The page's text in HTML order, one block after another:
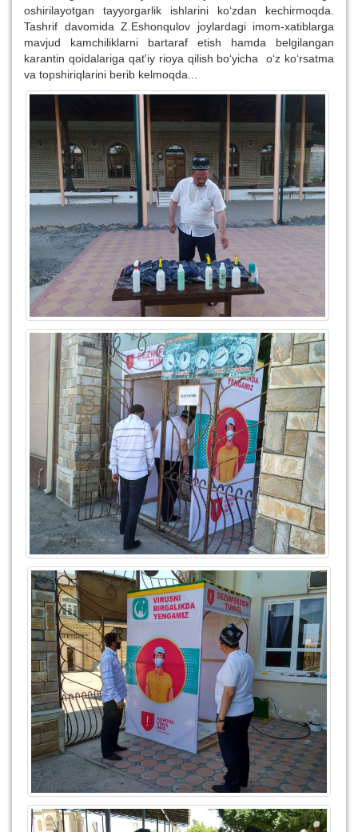
oshirilayotgan tayyorgarlik ishlarini ko‘zdan kechirmoqda.
Tashrif davomida Z.Eshonqulov joylardagi imom-xatiblarga
mavjud kamchiliklarni bartaraf etish hamda belgilangan
karantin qoidalariga qat'iy rioya qilish bo‘yicha o‘z ko‘rsatma
va topshiriqlarini berib kelmoqda...